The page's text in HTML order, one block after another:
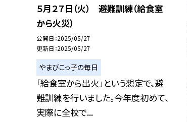
５月２７日（火） 避難訓練（給食室
から火災）
公開日 2025/05/27
更新日 2025/05/27
やまびこっ子の毎日
「給食室から出火」という想定で、避
難訓練を行いました。今年度初めて、
実際に全校で...